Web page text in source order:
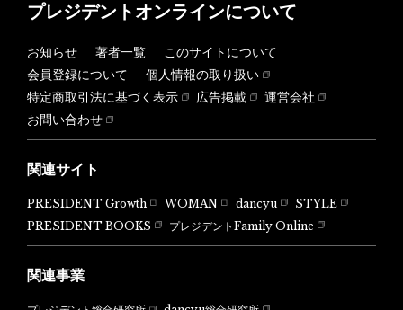
プレジデントオンラインについて
お知らせ 著者一覧
このサイトについて
会員登録について
個人情報の取り扱い
特定商取引法に基づく表示
広告掲載
運営会社
お問い合わせ
関連サイト
PRESIDENT Growth WOMAN dancyu
STYLE
PRESIDENT BOOKS
プレジデントFamily Online
関連事業